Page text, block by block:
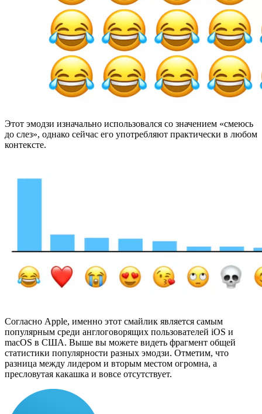
Этот эмодзи изначально использовался со значением «смеюсь
до слез», однако сейчас его употребляют практически в любом
контексте.
Согласно Apple, именно этот смайлик является самым
популярным среди англоговорящих пользователей iOS и
macOS в США. Выше вы можете видеть фрагмент общей
статистики популярности разных эмодзи. Отметим, что
разница между лидером и вторым местом огромна, а
пресловутая какашка и вовсе отсутствует.